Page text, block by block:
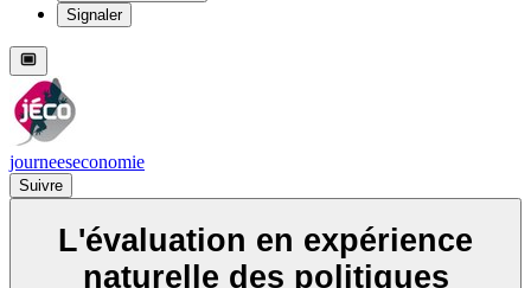
Signaler
journeeseconomie
Suivre
L'évaluation en expérience
naturelle des politiques